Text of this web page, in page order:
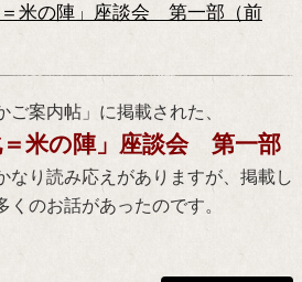
＝米の陣」座談会 第一部（前
案内帖」に掲載された、
＝米の陣」座談会 第一部
なり読み応えがありますが、掲載し
のお話があったのです。